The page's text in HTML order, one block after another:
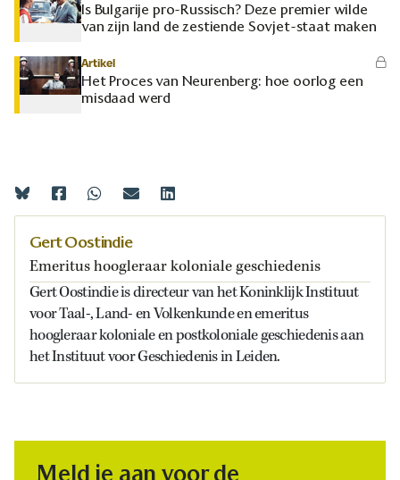
Is Bulgarije pro-Russisch? Deze premier wilde
van zijn land de zestiende Sovjet-staat maken
Artikel
Het Proces van Neurenberg: hoe oorlog een
misdaad werd
Gert Oostindie
Emeritus hoogleraar koloniale geschiedenis
Gert Oostindie is directeur van het Koninklijk Instituut
voor Taal-, Land- en Volkenkunde en emeritus
hoogleraar koloniale en postkoloniale geschiedenis aan
het Instituut voor Geschiedenis in Leiden.
Meld je aan voor de